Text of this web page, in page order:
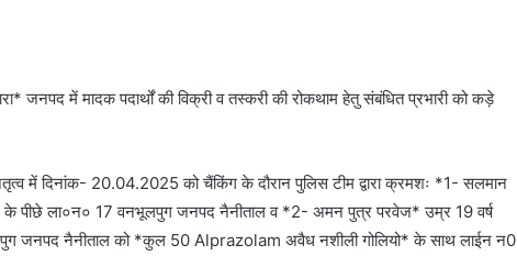
जनपद में मादक पदार्थों की विक्री व तस्करी की रोकथाम हेतु संबंधित प्रभारी को कड़े
में दिनांक- 20.04.2025 को चैंकिंग के दौरान पुलिस टीम द्वारा क्रमशः *1- सलमान
के पीछे ला०न० 17 वनभूलपुग जनपद नैनीताल व *2- अमन पुत्र परवेज* उम्र 19 वर्ष
जनपद नैनीताल को *कुल 50 Alprazolam अवैध नशीली गोलियो* के साथ लाईन न0